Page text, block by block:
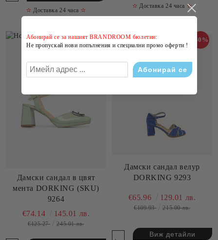
✫ Доставка 24 часа ✫
✫ Доставка 24 часа ✫
Дамски сандал в цвят
мента DORKING (SKU)
9264
-41%
€74.14 145.01 лв.
€125.27 245.01 лв.
Дамски сандал велур
DORKING 9293
-40%
€65.96 129.01 лв.
€109.93 215.00 лв.
Виж детайли
Абонирай се за нашият BRANDROOM бюлетин:
Не пропускай нови попълнения и специални промо оферти !